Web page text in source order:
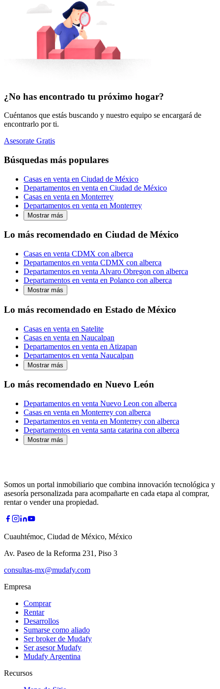
¿No has encontrado tu próximo hogar?
Cuéntanos que estás buscando y nuestro equipo se encargará de
encontrarlo por ti.
Asesorate Gratis
Búsquedas más populares
Casas en venta en Ciudad de México
Departamentos en venta en Ciudad de México
Casas en venta en Monterrey
Departamentos en venta en Monterrey
Mostrar más
Lo más recomendado en Ciudad de México
Casas en venta CDMX con alberca
Departamentos en venta CDMX con alberca
Departamentos en venta Alvaro Obregon con alberca
Departamentos en venta en Polanco con alberca
Mostrar más
Lo más recomendado en Estado de México
Casas en venta en Satelite
Casas en venta en Naucalpan
Departamentos en venta en Atizapan
Departamentos en venta Naucalpan
Mostrar más
Lo más recomendado en Nuevo León
Departamentos en venta Nuevo Leon con alberca
Casas en venta en Monterrey con alberca
Departamentos en venta en Monterrey con alberca
Departamentos en venta santa catarina con alberca
Mostrar más
Somos un portal inmobiliario que combina innovación tecnológica y
asesoría personalizada para acompañarte en cada etapa al comprar,
rentar o vender una propiedad.
Cuauhtémoc, Ciudad de México, México
Av. Paseo de la Reforma 231, Piso 3
consultas-mx@mudafy.com
Empresa
Comprar
Rentar
Desarrollos
Sumarse como aliado
Ser broker de Mudafy
Ser asesor Mudafy
Mudafy Argentina
Recursos